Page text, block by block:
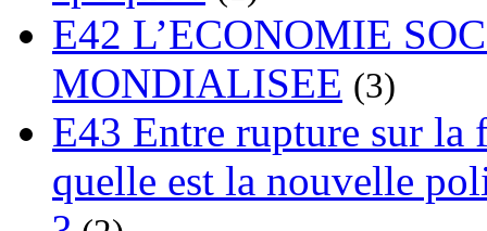
E42 L’ECONOMIE
MONDIALISEE (3)
E43 Entre rupture sur
quelle est la nouvelle